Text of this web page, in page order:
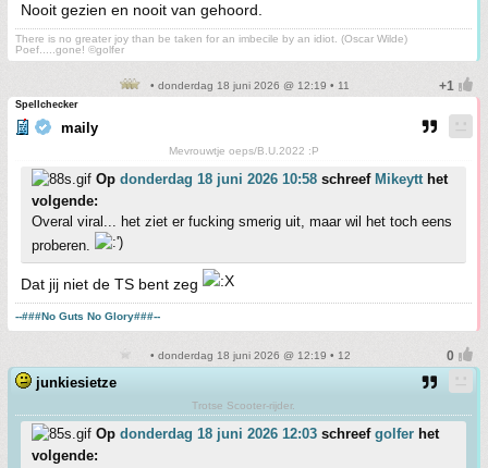
Nooit gezien en nooit van gehoord.
There is no greater joy than be taken for an imbecile by an idiot. (Oscar Wilde)
Poef.....gone! ©golfer
• donderdag 18 juni 2026 @ 12:19 • 11
Spellchecker
maily
Mevrouwtje oeps/B.U.2022 :P
Op donderdag 18 juni 2026 10:58 schreef Mikeytthet
volgende:
Overal viral... het ziet er fucking smerig uit, maar wil het toch eens
proberen.
Dat jij niet de TS bent zeg
--###No Guts No Glory###--
• donderdag 18 juni 2026 @ 12:19 • 12
junkiesietze
Trotse Scooter-rijder.
Op donderdag 18 juni 2026 12:03 schreef golfer het
volgende: